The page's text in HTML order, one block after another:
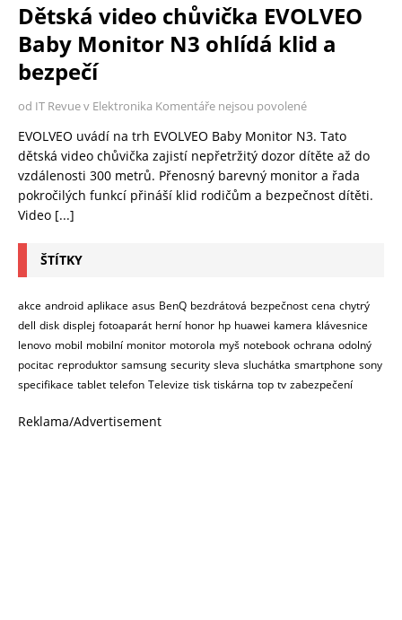
Dětská video chůvička EVOLVEO
Baby Monitor N3 ohlídá klid a
bezpečí
od IT Revue v Elektronika Komentáře nejsou povolené
EVOLVEO uvádí na trh EVOLVEO Baby Monitor N3. Tato
dětská video chůvička zajistí nepřetržitý dozor dítěte až do
vzdálenosti 300 metrů. Přenosný barevný monitor a řada
pokročilých funkcí přináší klid rodičům a bezpečnost dítěti.
Video [...]
ŠTÍTKY
akce android aplikace asus BenQ bezdrátová bezpečnost cena chytrý
dell disk displej fotoaparát herní honor hp huawei kamera klávesnice
lenovo mobil mobilní monitor motorola myš notebook ochrana odolný
pocitac reproduktor samsung security sleva sluchátka smartphone sony
specifikace tablet telefon Televize tisk tiskárna top tv zabezpečení
Reklama/Advertisement